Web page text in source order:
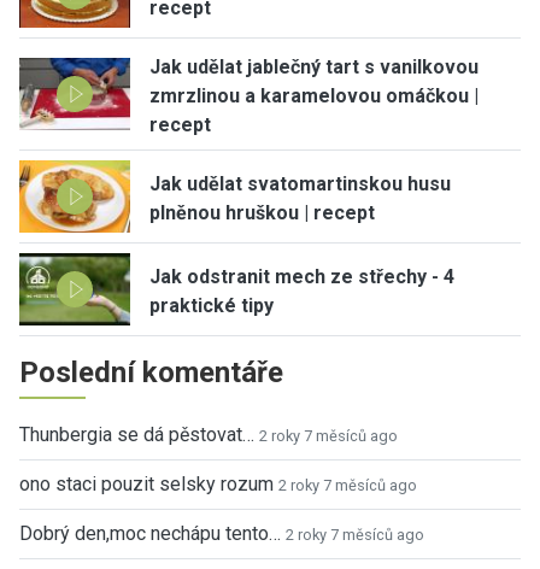
recept
Jak udělat jablečný tart s vanilkovou
zmrzlinou a karamelovou omáčkou |
recept
Jak udělat svatomartinskou husu
plněnou hruškou | recept
Jak odstranit mech ze střechy - 4
praktické tipy
Poslední komentáře
Thunbergia se dá pěstovat… 2 roky 7 měsíců ago
ono staci pouzit selsky rozum 2 roky 7 měsíců ago
Dobrý den,moc nechápu tento… 2 roky 7 měsíců ago